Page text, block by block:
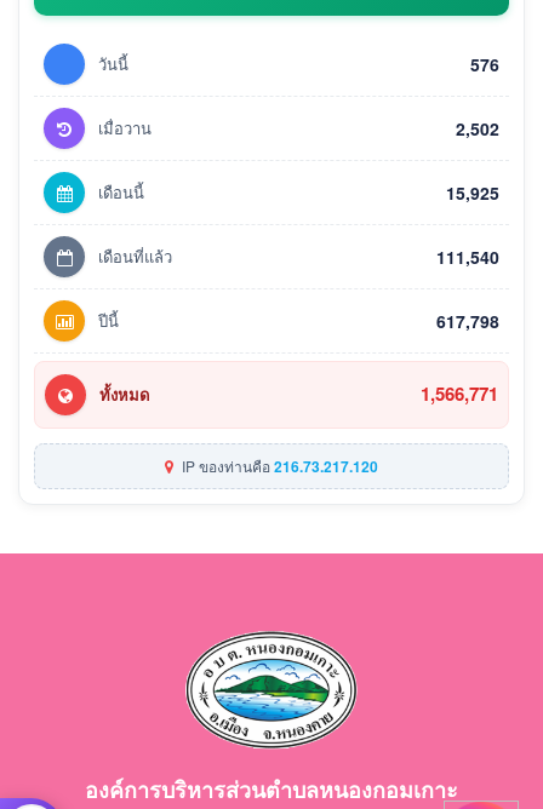
วันนี้ 576
เมื่อวาน 2,502
เดือนนี้ 15,925
เดือนที่แล้ว 111,540
ปีนี้ 617,798
ทั้งหมด 1,566,771
IP ของท่านคือ216.73.217.120
องค์การบริหารส่วนตำบลหนองกอมเกาะ